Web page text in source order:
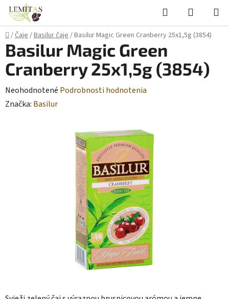
Prejsť
obsah
Hľadať
KOŠÍK
Domov
/Čaje/Basilur čaje/Basilur Magic Green Cranberry 25x1,5g (3854)
Basilur Magic Green
Cranberry 25x1,5g (3854)
Priemerné
hodnotenie
Neohodnotené Podrobnosti hodnotenia
Značka: Basilur